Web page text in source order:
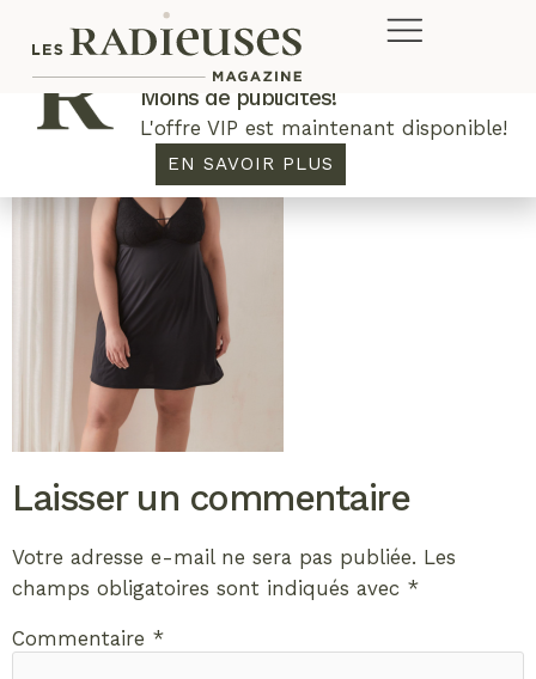
Laisser un commentaire
Votre adresse e-mail ne sera pas publiée. Les
champs obligatoires sont indiqués avec *
Commentaire *
Plus de concours. Plus de rabais.
Moins de publicités!
L'offre VIP est maintenant disponible!
EN SAVOIR PLUS